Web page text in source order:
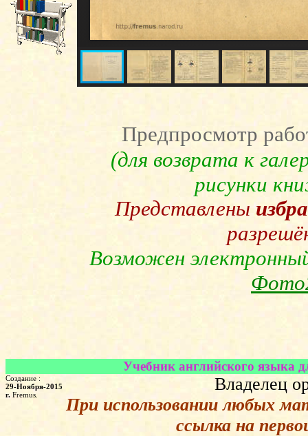
Предпросмотр
(для возврата к
рисунки
Представлены
Возможен
Учебник английского языка
Создание :
29-Ноября-2015
г. Fremus.
Владелец
При использовании любых
ссылка на